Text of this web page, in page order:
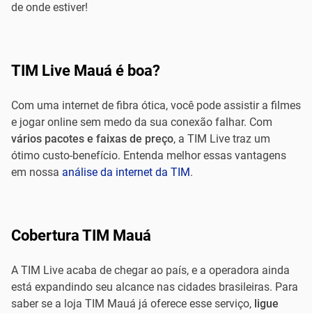
de onde estiver!
TIM Live Mauá é boa?
Com uma internet de fibra ótica, você pode assistir a filmes
e jogar online sem medo da sua conexão falhar. Com
vários pacotes e faixas de preço, a TIM Live traz um
ótimo custo-benefício. Entenda melhor essas vantagens
em nossa análise da internet da TIM.
Cobertura TIM Mauá
A TIM Live acaba de chegar ao país, e a operadora ainda
está expandindo seu alcance nas cidades brasileiras. Para
saber se a loja TIM Mauá já oferece esse serviço, ligue